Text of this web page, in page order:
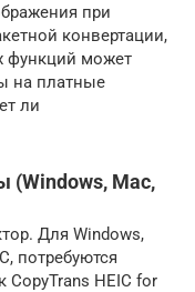
при
конвертации,
функций может
на платные
ли
Mac,
Для Windows,
потребуются
HEIC for